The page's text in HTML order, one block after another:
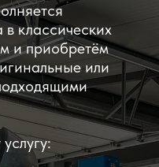
классических
и приобретём
или